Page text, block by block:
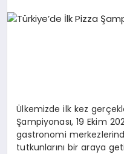
Ülkemizde ilk kez
Şampiyonası, 19 Ekim
gastronomi
tutkunlarını bir araya